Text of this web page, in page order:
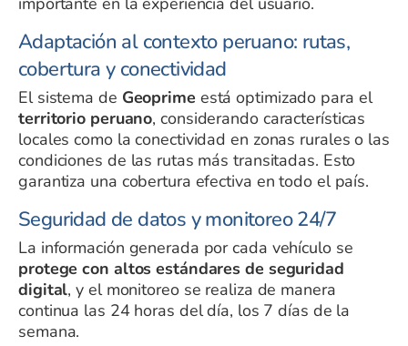
Adaptación al contexto peruano: rutas,
cobertura y conectividad
El sistema de Geoprime está optimizado para el
territorio peruano, considerando características
locales como la conectividad en zonas rurales o las
condiciones de las rutas más transitadas. Esto
garantiza una cobertura efectiva en todo el país.
Seguridad de datos y monitoreo 24/7
La información generada por cada vehículo se
protege con altos estándares de seguridad
digital, y el monitoreo se realiza de manera
continua las 24 horas del día, los 7 días de la
semana.